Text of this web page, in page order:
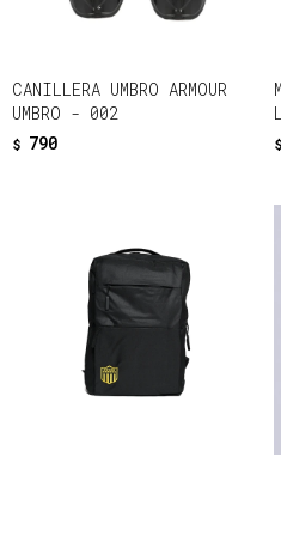
CANILLERA UMBRO ARMOUR
UMBRO - 002
$ 790 $